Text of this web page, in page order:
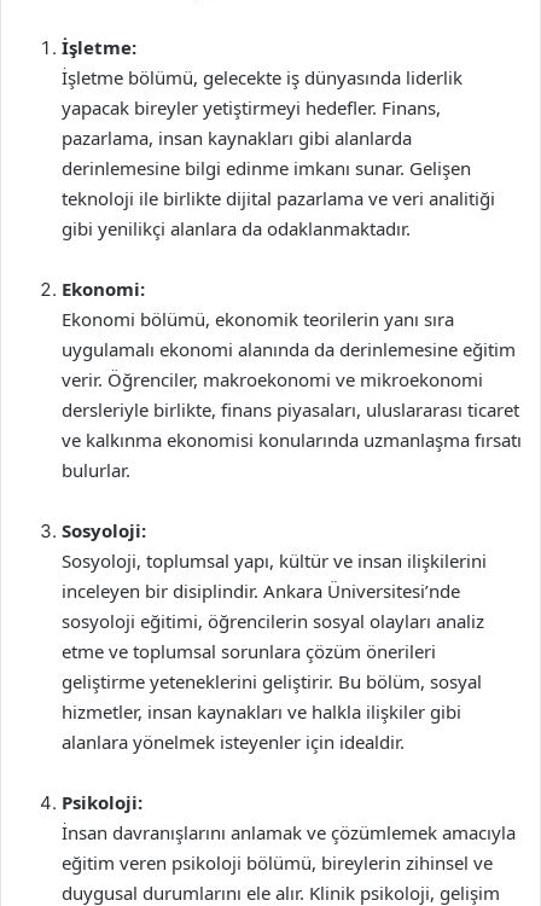
İşletme:
İşletme bölümü, gelecekte iş dünyasında liderlik
yapacak bireyler yetiştirmeyi hedefler. Finans,
pazarlama, insan kaynakları gibi alanlarda
derinlemesine bilgi edinme imkanı sunar. Gelişen
teknoloji ile birlikte dijital pazarlama ve veri analitiği
gibi yenilikçi alanlara da odaklanmaktadır.
Ekonomi:
Ekonomi bölümü, ekonomik teorilerin yanı sıra
uygulamalı ekonomi alanında da derinlemesine eğitim
verir. Öğrenciler, makroekonomi ve mikroekonomi
dersleriyle birlikte, finans piyasaları, uluslararası ticaret
ve kalkınma ekonomisi konularında uzmanlaşma fırsatı
bulurlar.
Sosyoloji:
Sosyoloji, toplumsal yapı, kültür ve insan ilişkilerini
inceleyen bir disiplindir. Ankara Üniversitesi’nde
sosyoloji eğitimi, öğrencilerin sosyal olayları analiz
etme ve toplumsal sorunlara çözüm önerileri
geliştirme yeteneklerini geliştirir. Bu bölüm, sosyal
hizmetler, insan kaynakları ve halkla ilişkiler gibi
alanlara yönelmek isteyenler için idealdir.
Psikoloji:
İnsan davranışlarını anlamak ve çözümlemek amacıyla
eğitim veren psikoloji bölümü, bireylerin zihinsel ve
duygusal durumlarını ele alır. Klinik psikoloji, gelişim